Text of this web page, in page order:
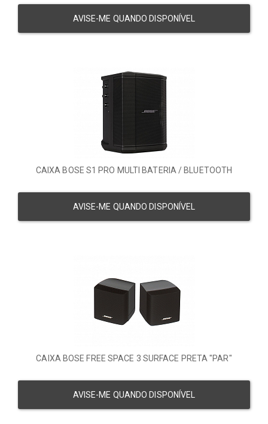
AVISE-ME QUANDO DISPONÍVEL
CAIXA BOSE S1 PRO MULTI BATERIA / BLUETOOTH
AVISE-ME QUANDO DISPONÍVEL
CAIXA BOSE FREE SPACE 3 SURFACE PRETA "PAR"
AVISE-ME QUANDO DISPONÍVEL